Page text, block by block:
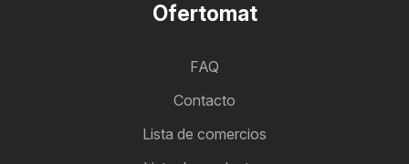
Ofertomat
FAQ
Contacto
Lista de comercios